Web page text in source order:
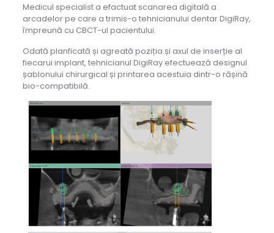
Medicul specialist a efactuat scanarea digitală a
arcadelor pe care a trimis-o tehnicianului dentar DigiRay,
împreună cu CBCT-ul pacientului.
Odată planficată și agreată poziția și axul de inserție al
fiecarui implant, tehnicianul DigiRay efectuează designul
șablonului chirurgical și printarea acestuia dintr-o rășină
bio-compatibilă.